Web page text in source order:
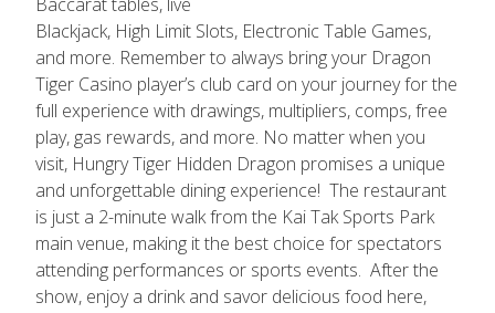
Blackjack, High Limit Slots, Electronic Table Games,
and more. Remember to always bring your Dragon
Tiger Casino player’s club card on your journey for the
full experience with drawings, multipliers, comps, free
play, gas rewards, and more. No matter when you
visit, Hungry Tiger Hidden Dragon promises a unique
and unforgettable dining experience! The restaurant
is just a 2-minute walk from the Kai Tak Sports Park
main venue, making it the best choice for spectators
attending performances or sports events. After the
show, enjoy a drink and savor delicious food here,